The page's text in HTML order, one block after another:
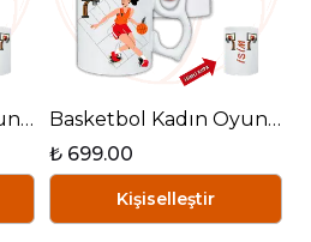
Basketbol Kadın Oyunculu Basketbol Toplu Kupa + Baskılı Pamuklu Tişört Kombin-3
Kişiselleştir
Basketbol Kadın Oyunculu Basketbol Toplu Kupa + Baskılı Pamuklu Tişört Kombin-4
₺ 699.00